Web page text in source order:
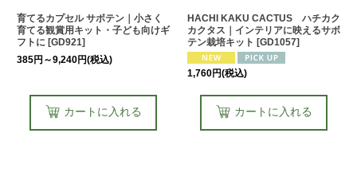
育てるカプセル サボテン｜小さく
育てる観賞用キット・子ども向けギ
フトに [GD921]
385円 ～9,240円(税込)
カートに入れる
HACHI KAKU CACTUS ハチカク
カクタス｜インテリアに映えるサボ
テン栽培キット [GD1057]
1,760円(税込)
カートに入れる